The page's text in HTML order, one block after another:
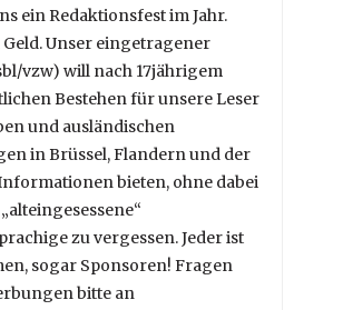
ein Redaktionsfest im Jahr.
Unser eingetragener
vzw) will nach 17jährigem
Bestehen für unsere Leser
und ausländischen
in Brüssel, Flandern und der
bieten, ohne dabei
zu vergessen. Jeder ist
sogar Sponsoren! Fragen
bitte an